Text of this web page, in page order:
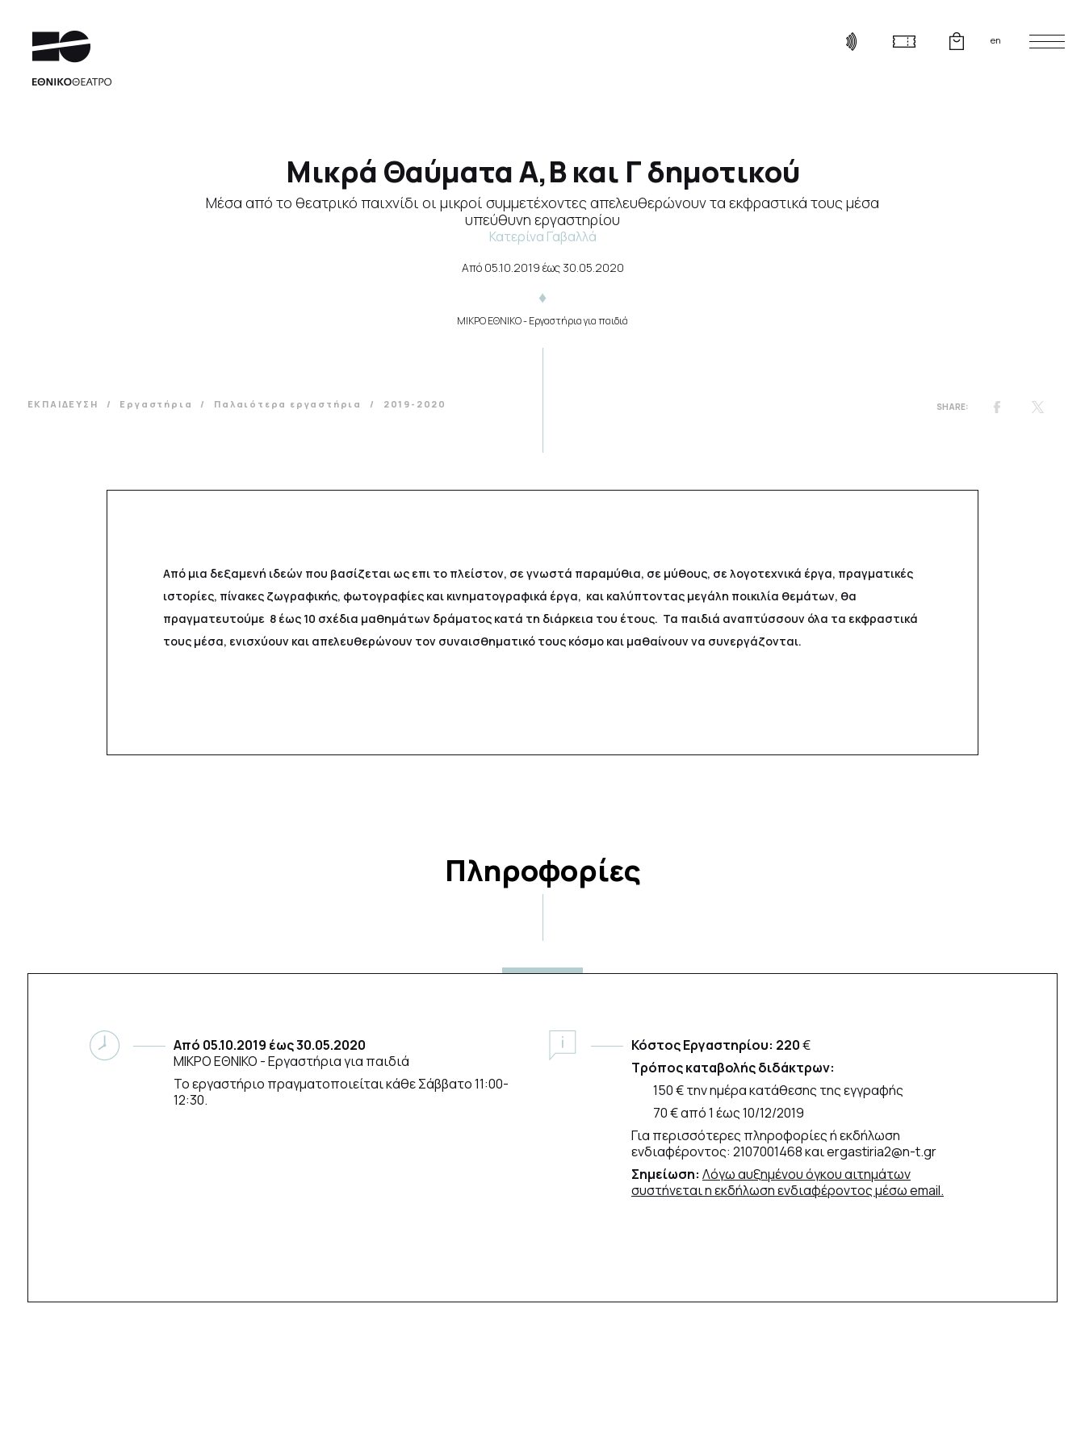
en
Μικρά Θαύματα Α,Β και Γ δημοτικού
Μέσα από το θεατρικό παιχνίδι οι μικροί συμμετέχοντες απελευθερώνουν τα εκφραστικά τους μέσα
υπεύθυνη εργαστηρίου
Κατερίνα Γαβαλλά
Από 05.10.2019 έως 30.05.2020
ΜΙΚΡΟ ΕΘΝΙΚΟ- Εργαστήρια για παιδιά
ΕΚΠΑΙΔΕΥΣΗ Εργαστήρια Παλαιότερα εργαστήρια 2019-2020
Από μια δεξαμενή ιδεών που βασίζεται ως επι το πλείστον, σε γνωστά παραμύθια, σε μύθους, σε λογοτεχνικά έργα, πραγματικές
ιστορίες, πίνακες ζωγραφικής, φωτογραφίες και κινηματογραφικά έργα, και καλύπτοντας μεγάλη ποικιλία θεμάτων, θα
πραγματευτούμε 8 έως 10 σχέδια μαθημάτων δράματος κατά τη διάρκεια του έτους. Τα παιδιά αναπτύσσουν όλα τα εκφραστικά
τους μέσα, ενισχύουν και απελευθερώνουν τον συναισθηματικό τους κόσμο και μαθαίνουν να συνεργάζονται.
Πληροφορίες
Από 05.10.2019 έως30.05.2020
ΜΙΚΡΟ ΕΘΝΙΚΟ - Εργαστήρια για παιδιά
Το εργαστήριο πραγματοποιείται κάθε Σάββατο 11:00-
12:30.
Κόστος Εργαστηρίου: 220€
Τρόπος καταβολής διδάκτρων:
150 € την ημέρα κατάθεσης της εγγραφής
70 € από 1 έως 10/12/2019
Για περισσότερες πληροφορίες ή εκδήλωση
ενδιαφέροντος: 2107001468 και ergastiria2@n-t.gr
Σημείωση: Λόγω αυξημένου όγκου αιτημάτων
συστήνεται η εκδήλωση ενδιαφέροντος μέσω email.